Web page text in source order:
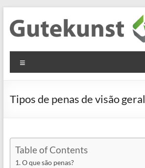
content
Gutekunst
Formfedern
GmbH
Informationen
Flachmaterial
Tipos de penas de visão geral
Table of Contents
O que são penas?